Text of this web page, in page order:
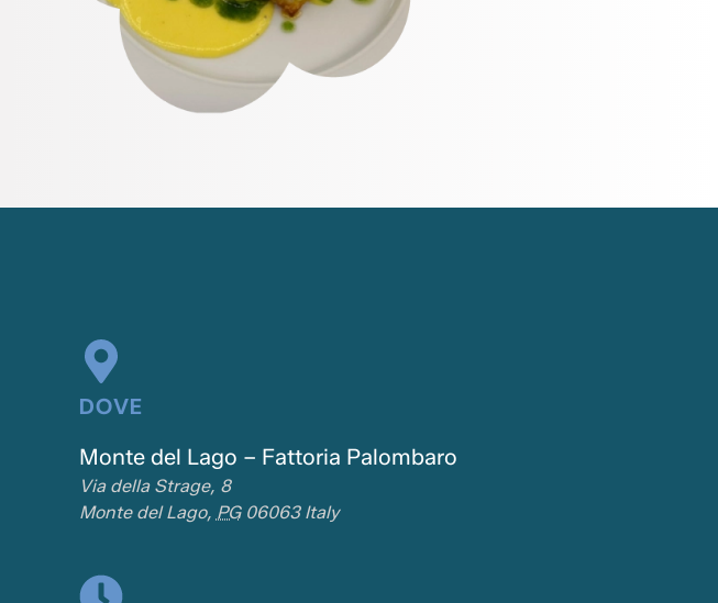
DOVE
Monte del Lago – Fattoria Palombaro
Via della Strage, 8
Monte del Lago, PG 06063 Italy